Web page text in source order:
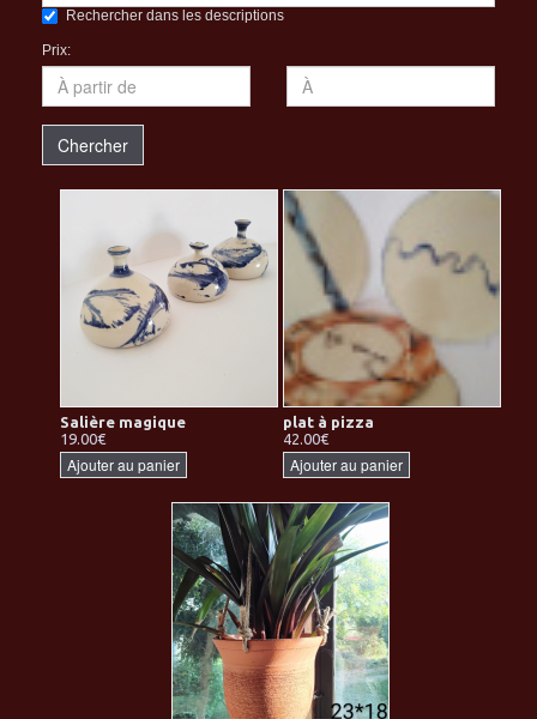
Rechercher dans les descriptions
Prix:
Chercher
Salière magique
19.00€
Ajouter au panier
plat à pizza
42.00€
Ajouter au panier